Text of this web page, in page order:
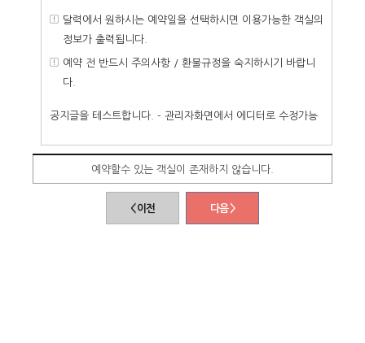
달력에서 원하시는 예약일을 선택하시면 이용가능한 객실의
정보가 출력됩니다.
예약 전 반드시 주의사항 / 환불규정을 숙지하시기 바랍니
다.
공지글을 테스트합니다. - 관리자화면에서 에디터로 수정가능
예약할수 있는 객실이 존재하지 않습니다.
< 이전 다음 >